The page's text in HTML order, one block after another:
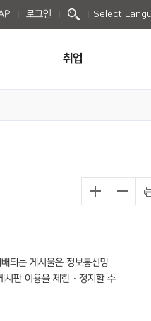
로그인 Select
취업
되는 게시물은 정보통신망
시판 이용을 제한 · 정지할 수